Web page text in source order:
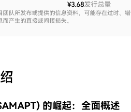
¥3.68发行总量
队所发布或提供的信息资料，可能存在过时、
产生的直接或间接损失。
的崛起：全面概述